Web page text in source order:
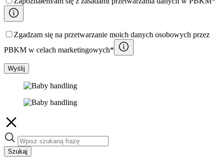
Zgadzam się na przetwarzanie moich danych osobowych przez
PBKM w celach marketingowych*
Wyślij
Szukaj